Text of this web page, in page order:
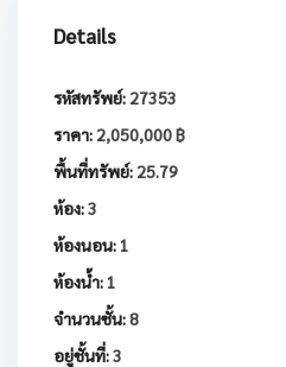
Details
รหัสทรัพย์: 27353
ราคา: 2,050,000 ฿
พื้นที่ทรัพย์: 25.79
ห้อง:3
ห้องนอน: 1
ห้องน้ำ: 1
จำนวนชั้น:8
อยู่ชั้นที่:3